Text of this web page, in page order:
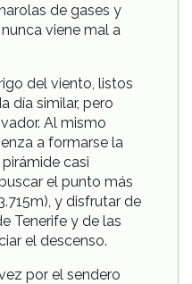
de gases y
viene mal a
del viento, listos
día similar, pero
Al mismo
a formarse la
pirámide casi
el punto más
y disfrutar de
Tenerife y de las
el descenso.
por el sendero